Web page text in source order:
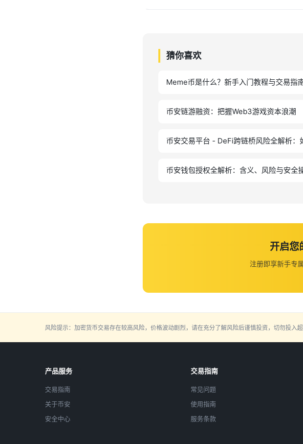
猜你喜欢
Meme币是什么？新手入门教程与交易指
币安链游融资：把握Web3游戏资本浪潮
币安交易平台 - DeFi跨链桥风险全解析：
币安钱包授权全解析：含义、风险与安全
开启您
注册即享新手专
风险提示：加密货币交易存在较高风险，价格波动剧烈，请在充分了解风险后谨慎投资，切勿投入超
产品服务
交易指南
关于币安
安全中心
交易指南
常见问题
使用指南
服务条款